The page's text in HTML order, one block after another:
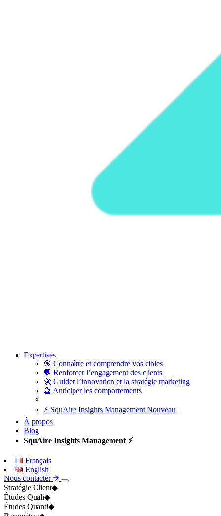
Expertises
🎯 Connaître et comprendre vos cibles
💬 Renforcer l’engagement des clients
🚀 Guider l’innovation et la stratégie marketing
🔮 Anticiper les comportements
⚡ SquAire Insights Management Nouveau
À propos
Blog
SquAire Insights Management ⚡
Français
English
Nous contacter
Stratégie Client◆
Études Quali◆
Études Quanti◆